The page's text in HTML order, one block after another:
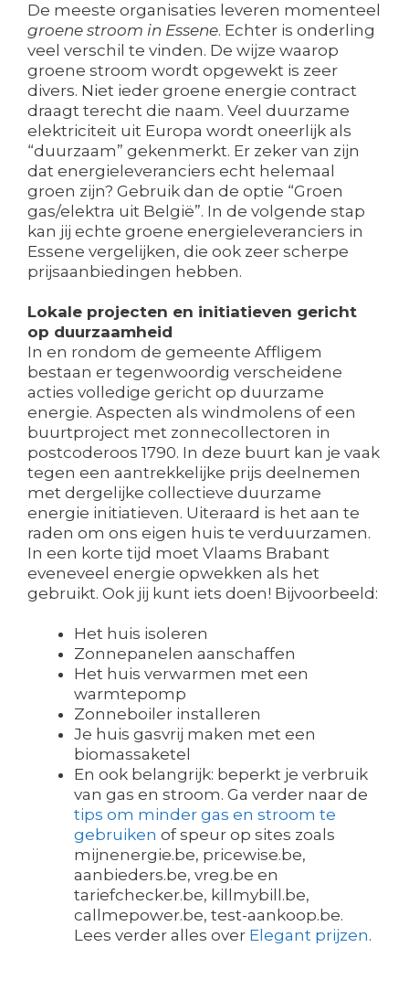
De meeste organisaties leveren momenteel
groene stroom in Essene. Echter is onderling
veel verschil te vinden. De wijze waarop
groene stroom wordt opgewekt is zeer
divers. Niet ieder groene energie contract
draagt terecht die naam. Veel duurzame
elektriciteit uit Europa wordt oneerlijk als
“duurzaam” gekenmerkt. Er zeker van zijn
dat energieleveranciers echt helemaal
groen zijn? Gebruik dan de optie “Groen
gas/elektra uit België”. In de volgende stap
kan jij echte groene energieleveranciers in
Essene vergelijken, die ook zeer scherpe
prijsaanbiedingen hebben.
Lokale projecten en initiatieven gericht
op duurzaamheid
In en rondom de gemeente Affligem
bestaan er tegenwoordig verscheidene
acties volledige gericht op duurzame
energie. Aspecten als windmolens of een
buurtproject met zonnecollectoren in
postcoderoos 1790. In deze buurt kan je vaak
tegen een aantrekkelijke prijs deelnemen
met dergelijke collectieve duurzame
energie initiatieven. Uiteraard is het aan te
raden om ons eigen huis te verduurzamen.
In een korte tijd moet Vlaams Brabant
eveneveel energie opwekken als het
gebruikt. Ook jij kunt iets doen! Bijvoorbeeld:
Het huis isoleren
Zonnepanelen aanschaffen
Het huis verwarmen met een
warmtepomp
Zonneboiler installeren
Je huis gasvrij maken met een
biomassaketel
En ook belangrijk: beperkt je verbruik
van gas en stroom. Ga verder naar de
tips om minder gas en stroom te
gebruiken of speur op sites zoals
mijnenergie.be, pricewise.be,
aanbieders.be, vreg.be en
tariefchecker.be, killmybill.be,
callmepower.be, test-aankoop.be.
Lees verder alles over Elegant prijzen.